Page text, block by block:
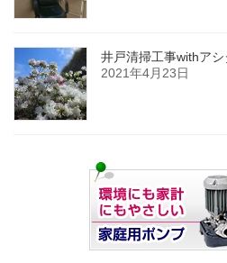
井戸清掃工事withア
2021年4月23日